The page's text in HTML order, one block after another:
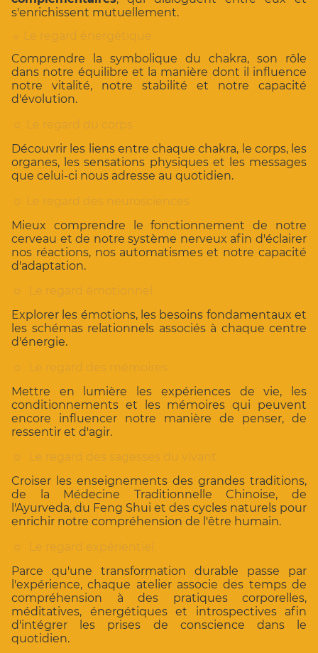
s'enrichissent mutuellement.
☼
Le regard énergétique
Comprendre la symbolique du chakra, son rôle
dans notre équilibre et la manière dont il influence
notre vitalité, notre stabilité et notre capacité
d'évolution.
☼
Le regard du corps
Découvrir les liens entre chaque chakra, le corps, les
organes, les sensations physiques et les messages
que celui-ci nous adresse au quotidien.
☼
Le regard des neurosciences
Mieux comprendre le fonctionnement de notre
cerveau et de notre système nerveux afin d'éclairer
nos réactions, nos automatismes et notre capacité
d'adaptation.
☼
Le regard émotionnel
Explorer les émotions, les besoins fondamentaux et
les schémas relationnels associés à chaque centre
d'énergie.
☼
Le regard des mémoires
Mettre en lumière les expériences de vie, les
conditionnements et les mémoires qui peuvent
encore influencer notre manière de penser, de
ressentir et d'agir.
☼
Le regard des sagesses du vivant
Croiser les enseignements des grandes traditions,
de la Médecine Traditionnelle Chinoise, de
l'Ayurveda, du Feng Shui et des cycles naturels pour
enrichir notre compréhension de l'être humain.
☼
Le regard expérientiel
Parce qu'une transformation durable passe par
l'expérience, chaque atelier associe des temps de
compréhension à des pratiques corporelles,
méditatives, énergétiques et introspectives afin
d'intégrer les prises de conscience dans le
quotidien.